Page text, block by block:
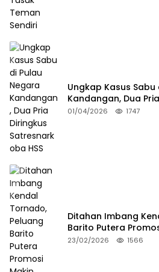
Ungkap Kasus
Kandangan, Dua
Satresnarkoba HSS
01/04/2026 1747
Ditahan Imbang
Barito Putera
23/02/2026 1566